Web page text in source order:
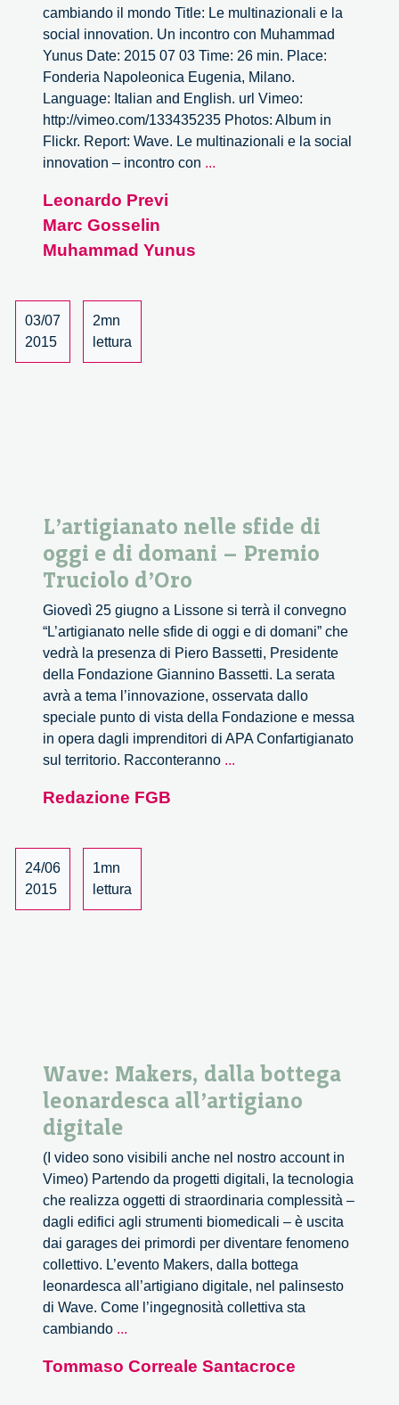
cambiando il mondo Title: Le multinazionali e la
social innovation. Un incontro con Muhammad
Yunus Date: 2015 07 03 Time: 26 min. Place:
Fonderia Napoleonica Eugenia, Milano.
Language: Italian and English. url Vimeo:
http://vimeo.com/133435235 Photos: Album in
Flickr. Report: Wave. Le multinazionali e la social
innovation – incontro con ...
Leonardo Previ
Marc Gosselin
Muhammad Yunus
03/07
2015
2mn
lettura
L’artigianato nelle sfide di
oggi e di domani – Premio
Truciolo d’Oro
Giovedì 25 giugno a Lissone si terrà il convegno
“L’artigianato nelle sfide di oggi e di domani” che
vedrà la presenza di Piero Bassetti, Presidente
della Fondazione Giannino Bassetti. La serata
avrà a tema l’innovazione, osservata dallo
speciale punto di vista della Fondazione e messa
in opera dagli imprenditori di APA Confartigianato
sul territorio. Racconteranno ...
Redazione FGB
24/06
2015
1mn
lettura
Wave: Makers, dalla bottega
leonardesca all’artigiano
digitale
(I video sono visibili anche nel nostro account in
Vimeo) Partendo da progetti digitali, la tecnologia
che realizza oggetti di straordinaria complessità –
dagli edifici agli strumenti biomedicali – è uscita
dai garages dei primordi per diventare fenomeno
collettivo. L’evento Makers, dalla bottega
leonardesca all’artigiano digitale, nel palinsesto
di Wave. Come l’ingegnosità collettiva sta
cambiando ...
dalla
Tommaso Correale Santacroce